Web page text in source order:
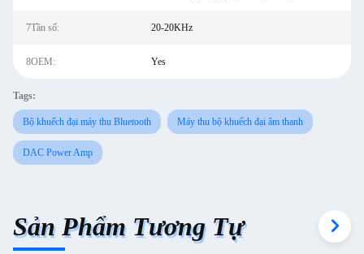
7Tần số: 20-20KHz
8OEM: Yes
Tags:
Bộ khuếch đại máy thu Bluetooth Máy thu bộ khuếch đại âm thanh
DAC Power Amp
Sản Phẩm Tương Tự